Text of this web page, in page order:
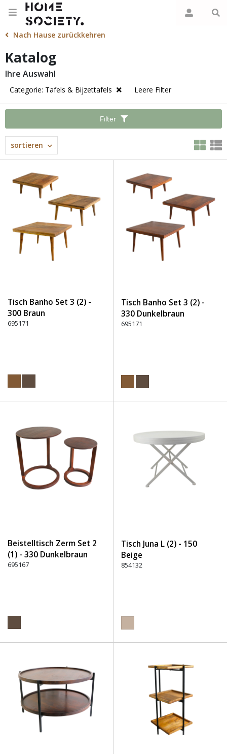
Nach Hause zurückkehren
Katalog
Ihre Auswahl
Categorie: Tafels & Bijzettafels Leere Filter
Filter
sortieren
Tisch Banho Set 3 (2) -
300 Braun
695171
Tisch Banho Set 3 (2) -
330 Dunkelbraun
695171
Beistelltisch Zerm Set 2
(1) - 330 Dunkelbraun
695167
Tisch Juna L (2) - 150
Beige
854132